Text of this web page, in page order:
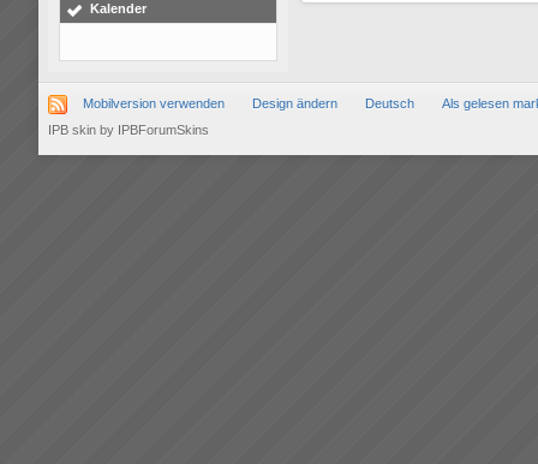
Kalender
Mobilversion verwenden Design ändern Deutsch
Als gelesen
IPB skin by IPBForumSkins